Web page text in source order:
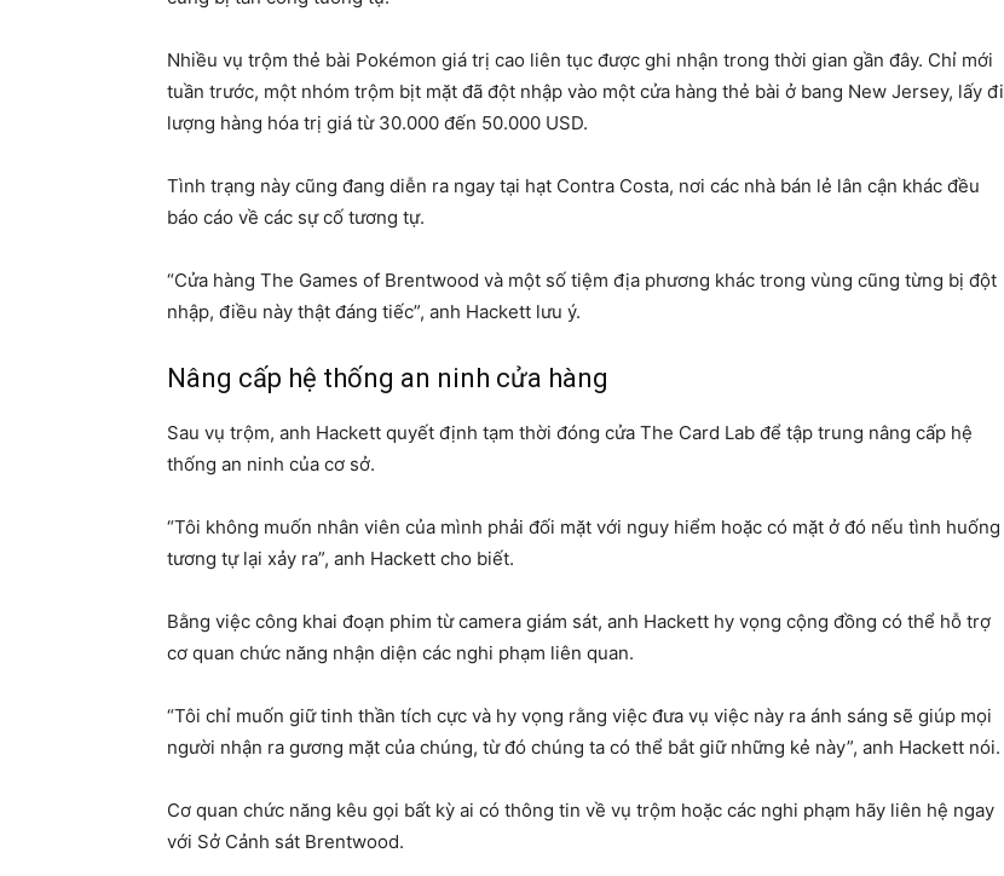
Nhiều vụ trộm thẻ bài Pokémon giá trị cao liên tục được ghi nhận trong thời gian gần đây. Chỉ mới
tuần trước, một nhóm trộm bịt mặt đã đột nhập vào một cửa hàng thẻ bài ở bang New Jersey, lấy đi
lượng hàng hóa trị giá từ 30.000 đến 50.000 USD.
Tình trạng này cũng đang diễn ra ngay tại hạt Contra Costa, nơi các nhà bán lẻ lân cận khác đều
báo cáo về các sự cố tương tự.
“Cửa hàng The Games of Brentwood và một số tiệm địa phương khác trong vùng cũng từng bị đột
nhập, điều này thật đáng tiếc”, anh Hackett lưu ý.
Nâng cấp hệ thống an ninh cửa hàng
Sau vụ trộm, anh Hackett quyết định tạm thời đóng cửa The Card Lab để tập trung nâng cấp hệ
thống an ninh của cơ sở.
“Tôi không muốn nhân viên của mình phải đối mặt với nguy hiểm hoặc có mặt ở đó nếu tình huống
tương tự lại xảy ra”, anh Hackett cho biết.
Bằng việc công khai đoạn phim từ camera giám sát, anh Hackett hy vọng cộng đồng có thể hỗ trợ
cơ quan chức năng nhận diện các nghi phạm liên quan.
“Tôi chỉ muốn giữ tinh thần tích cực và hy vọng rằng việc đưa vụ việc này ra ánh sáng sẽ giúp mọi
người nhận ra gương mặt của chúng, từ đó chúng ta có thể bắt giữ những kẻ này”, anh Hackett nói.
Cơ quan chức năng kêu gọi bất kỳ ai có thông tin về vụ trộm hoặc các nghi phạm hãy liên hệ ngay
với Sở Cảnh sát Brentwood.